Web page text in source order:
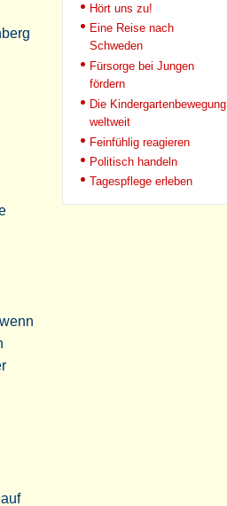
Hört uns zu!
Eine Reise nach
Schweden
Fürsorge bei Jungen
fördern
Die Kindergartenbewegung
weltweit
Feinfühlig reagieren
Politisch handeln
Tagespflege erleben